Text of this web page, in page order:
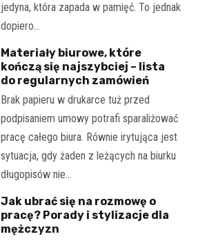
jedyna, która zapada w pamięć. To jednak
dopiero…
Materiały biurowe, które
kończą się najszybciej – lista
do regularnych zamówień
Brak papieru w drukarce tuż przed
podpisaniem umowy potrafi sparaliżować
pracę całego biura. Równie irytująca jest
sytuacja, gdy żaden z leżących na biurku
długopisów nie…
Jak ubrać się na rozmowę o
pracę? Porady i stylizacje dla
mężczyzn